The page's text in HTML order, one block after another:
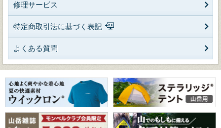
修理サービス
特定商取引法に基づく表記
よくある質問